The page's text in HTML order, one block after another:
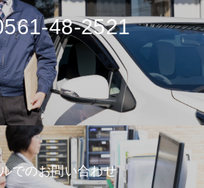
48-2521
でのお問い合わせ